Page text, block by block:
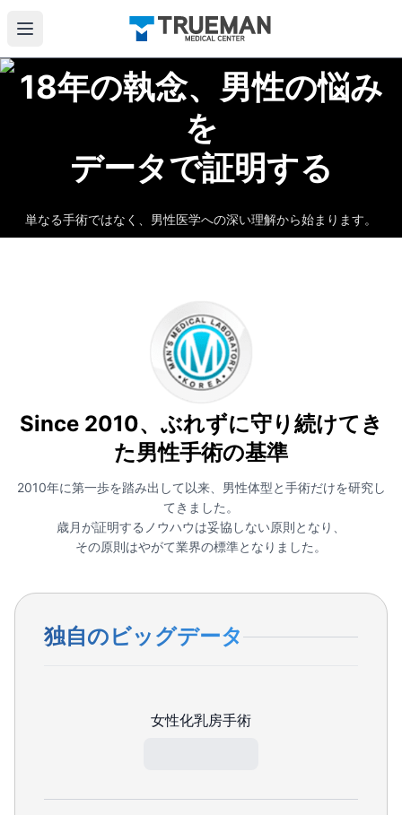
테스트 페이지1
트루맨 남성의원 여유증, 여성형유방증 수술, 후기, 남자 복부
18年の執念、男性の悩み
を
データで証明する
単なる手術ではなく、男性医学への深い理解から始まります。
Since 2010、ぶれずに守り続けてき
た男性手術の基準
2010年に第一歩を踏み出して以来、男性体型と手術だけを研究し
てきました。
歳月が証明するノウハウは妥協しない原則となり、
その原則はやがて業界の標準となりました。
独自のビッグデータ
女性化乳房手術